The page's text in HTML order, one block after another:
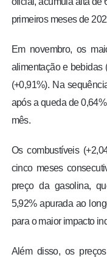
primeiros meses de
Em novembro, os
alimentação e bebidas
(+0,91%). Na
após a queda de
mês.
Os combustíveis
cinco meses
preço da gasolina,
5,92% apurada ao
para o maior impacto
Além disso, os